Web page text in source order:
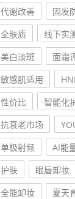
代谢改善
固发
全肤质
线下实
美白淡斑
面霜
敏感肌适用
性价比
智能化
抗衰老市场
单极射频
AI能
护肤
眼唇卸妆
全能卸妆
夏天